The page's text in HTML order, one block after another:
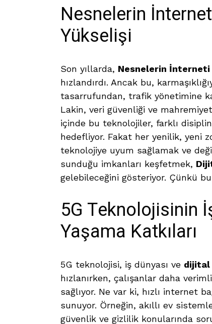
Nesnelerin
Yükselişi
Son yıllarda, Nesnelerin İnterneti
hızlandırdı. Ancak bu,
tasarrufundan, trafik yönetimine
Lakin, veri güvenliği ve
içinde bu teknolojiler, farklı
hedefliyor. Fakat her yenilik, yeni
teknolojiye uyum sağlamak ve
sunduğu imkanları keşfetmek,
gelebileceğini gösteriyor. Çünkü
5G Teknolojisinin
Yaşama Katkıları
5G teknolojisi, iş dünyası ve dijital
hızlanırken, çalışanlar daha
sağlıyor. Ne var ki, hızlı internet
sunuyor. Örneğin, akıllı ev
güvenlik ve gizlilik konularında